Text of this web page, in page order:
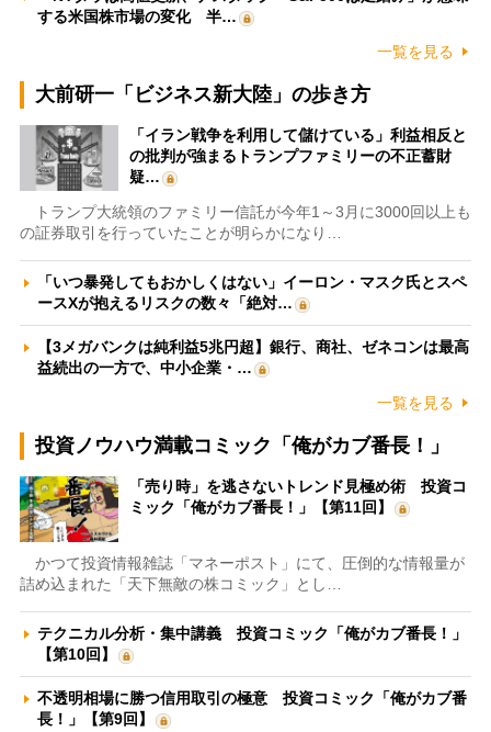
する米国株市場の変化 半…
一覧を見る
大前研一「ビジネス新大陸」の歩き方
「イラン戦争を利用して儲けている」利益相反と
の批判が強まるトランプファミリーの不正蓄財
疑…
トランプ大統領のファミリー信託が今年1～3月に3000回以上も
の証券取引を行っていたことが明らかになり…
「いつ暴発してもおかしくはない」イーロン・マスク氏とスペ
ースXが抱えるリスクの数々「絶対…
【3メガバンクは純利益5兆円超】銀行、商社、ゼネコンは最高
益続出の一方で、中小企業・…
一覧を見る
投資ノウハウ満載コミック「俺がカブ番長！」
「売り時」を逃さないトレンド見極め術 投資コ
ミック「俺がカブ番長！」【第11回】
かつて投資情報雑誌「マネーポスト」にて、圧倒的な情報量が
詰め込まれた「天下無敵の株コミック」とし…
テクニカル分析・集中講義 投資コミック「俺がカブ番長！」
【第10回】
不透明相場に勝つ信用取引の極意 投資コミック「俺がカブ番
長！」【第9回】